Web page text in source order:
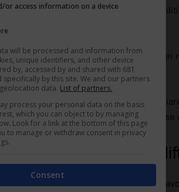
i lavoratori sono tenuti a rispettare le
dei dati aziendali sensibili.
monitoraggio delle email aziendali
,
comunicate ai dipendenti.
le aziende stabiliscano linee guida
mentre proteggono le loro risorse
del lavoro e privacy: un
unequilibriotra la qualità del
or access information on a device
will be processed and information from
unique identifiers, and other device
by, accessed by and shared with 681
specifically by this site. We and our partners
data. List of partners.
process your personal data on the basis
which you can object to by managing
Look for a link at the bottom of this page
to manage or withdraw consent in privacy
Consent